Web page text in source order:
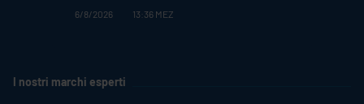
6/8/2026 13:36 MEZ
I nostri marchi esperti